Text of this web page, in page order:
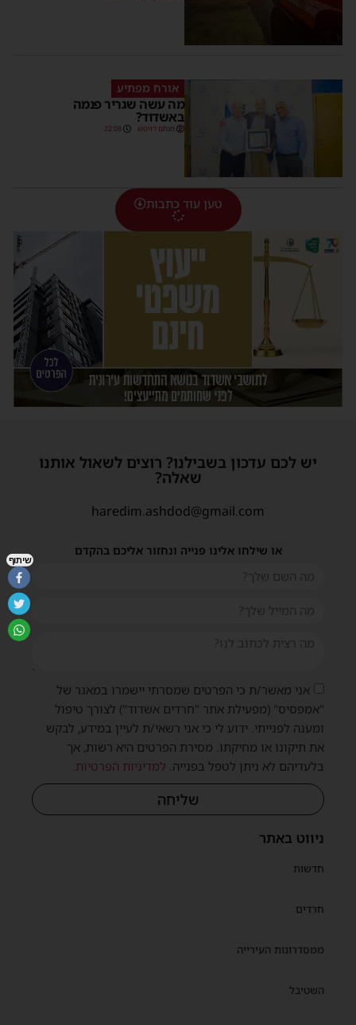
אורח מפתיע
מה עשה שגריר פנמה
באשדוד?
מנחם דויטש 22:08
טען עוד כתבות
ניווט באתר
חדשות
חרדים
ממסדרונות העירייה
השטיבל
יש לכם עדכון בשבילנו? רוצים לשאול אותנו
שאלה?
haredim.ashdod@gmail.com
או שילחו אלינו פנייה ונחזור אליכם בהקדם
אני מאשר/ת כי הפרטים שמסרתי יישמרו במאגר של
"אמפסיס" (מפעילת אתר "חרדים אשדוד") לצורך טיפול
ומענה לפנייתי. ידוע לי כי אני רשאי/ת לעיין במידע, לבקש
את תיקונו או מחיקתו. מסירת הפרטים היא רשות, אך
בלעדיהם לא ניתן לטפל בפנייה. למדיניות הפרטיות.
שליחה
שיתוף